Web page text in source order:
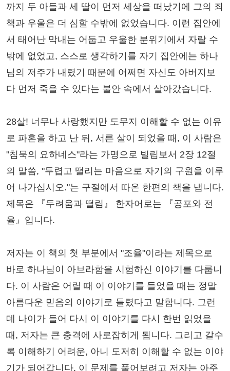
까지 두 아들과 세 딸이 먼저 세상을 떠났기에 그의 죄
책과 우울은 더 심할 수밖에 없었습니다. 이런 집안에
서 태어난 막내는 어둡고 우울한 분위기에서 자랄 수
밖에 없었고, 스스로 생각하기를 자기 집안에는 하나
님의 저주가 내렸기 때문에 어쩌면 자신도 아버지보
다 먼저 죽을 수 있다는 불안 속에서 살아갔습니다.
28살! 너무나 사랑했지만 도무지 이해할 수 없는 이유
로 파혼을 하고 난 뒤, 서른 살이 되었을 때, 이 사람은
"침묵의 요하네스"라는 가명으로 빌립보서 2장 12절
의 말씀, "두렵고 떨리는 마음으로 자기의 구원을 이루
어 나가십시오."는 구절에서 따온 한편의 책을 냅니다.
제목은 『두려움과 떨림』 한자어로는 『공포와 전
율』입니다.
저자는 이 책의 첫 부분에서 "조율"이라는 제목으로
바로 하나님이 아브라함을 시험하신 이야기를 다룹니
다. 이 사람은 어릴 때 이 이야기를 들었을 때는 정말
아름다운 믿음의 이야기로 들렸다고 말합니다. 그런
데 나이가 들어 다시 이 이야기를 다시 한번 읽었을
때, 저자는 큰 충격에 사로잡히게 됩니다. 그리고 갈수
록 이해하기 어려운, 아니 도저히 이해할 수 없는 이야
기가 되어갑니다. 이 문제를 풀어보려고 저자는 아주